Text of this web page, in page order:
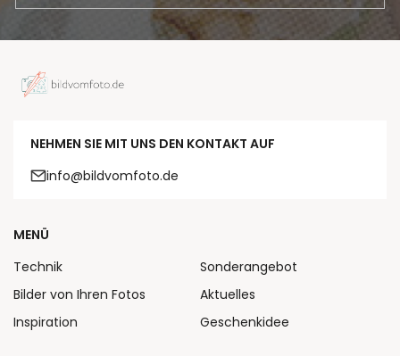
NEHMEN SIE MIT UNS DEN KONTAKT AUF
info@bildvomfoto.de
MENÜ
Technik
Bilder von Ihren Fotos
Inspiration
Sonderangebot
Aktuelles
Geschenkidee